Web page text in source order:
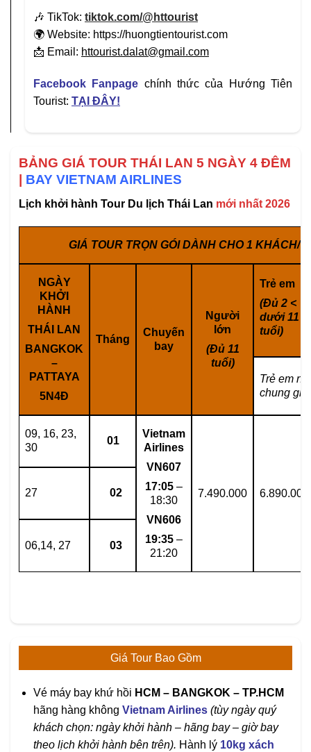
🎶 TikTok: tiktok.com/@httourist
🌍 Website: https://huongtientourist.com
📩 Email: httourist.dalat@gmail.com
Facebook Fanpage chính thức của Hướng Tiên
Tourist: TẠI ĐÂY!
BẢNG GIÁ TOUR THÁI LAN 5 NGÀY 4 ĐÊM
BAY VIETNAM AIRLINES
Lịch khởi hành Tour Du lịch Thái Lan mới nhất 2026
GIÁ TOUR TRỌN GÓI DÀNH CHO 1 KHÁCH/
NGÀY
KHỞI
HÀNH
THÁI LAN
BANGKOK
–
PATTAYA
5N4Đ
Tháng
Chuyến
bay
Người
lớn
(Đủ 11
tuổi)
Trẻ em
(Đủ 2 <
dưới 11
tuổi)
Trẻ em
chung
09, 16, 23,
30
01
Vietnam
Airlines
VN607
17:05 –
18:30
VN606
19:35 –
21:20
7.490.000 6.890.000
27 02
06,14, 27 03
Giá Tour Bao Gồm
Vé máy bay khứ hồi HCM – BANGKOK – TP.HCM
hãng hàng không Vietnam Airlines (tùy ngày quý
khách chọn: ngày khởi hành – hãng bay – giờ bay
theo lịch khởi hành bên trên). Hành lý 10kg xách